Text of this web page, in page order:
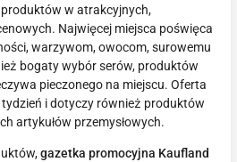
w atrakcyjnych,
Najwięcej miejsca poświęca
warzywom, owocom, surowemu
bogaty wybór serów, produktów
pieczonego na miejscu. Oferta
i dotyczy również produktów
artykułów przemysłowych.
gazetka promocyjna Kaufland